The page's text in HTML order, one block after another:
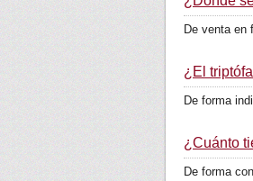
De venta en
¿El
De forma
¿Cuánto
De forma